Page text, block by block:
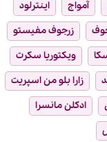
آمواج
اینترلود
زرجوف مفیستو
ویکتوریا سکرت
زارا بلو من اسپریت
ادکلن مانسرا